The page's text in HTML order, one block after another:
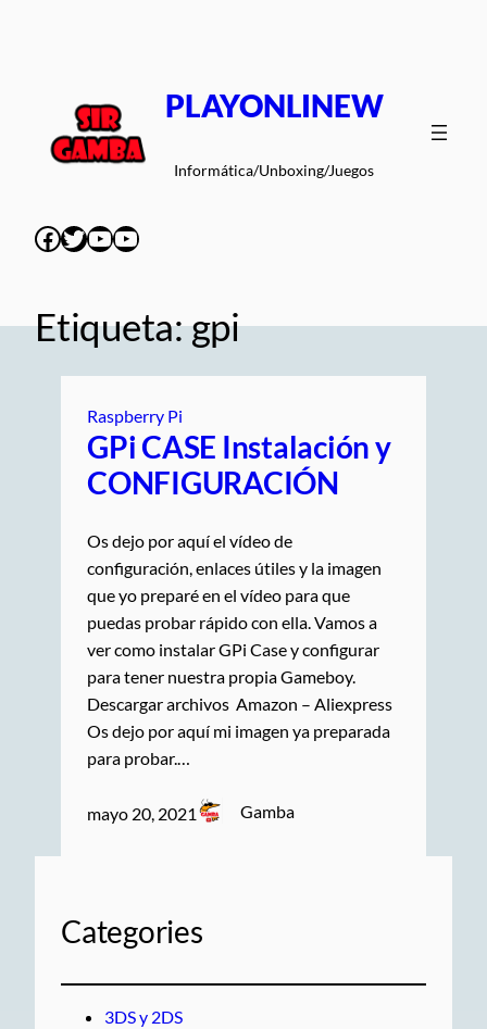
PLAYONLINEW
Informática/Unboxing/Juegos
Facebook
Twitter
YouTube
YouTube
Etiqueta:gpi
Raspberry Pi
GPi CASE Instalación y
CONFIGURACIÓN
Os dejo por aquí el vídeo de
configuración, enlaces útiles y la imagen
que yo preparé en el vídeo para que
puedas probar rápido con ella. Vamos a
ver como instalar GPi Case y configurar
para tener nuestra propia Gameboy.
Descargar archivos Amazon – Aliexpress
Os dejo por aquí mi imagen ya preparada
para probar.…
mayo 20, 2021 Gamba
Categories
3DS y 2DS